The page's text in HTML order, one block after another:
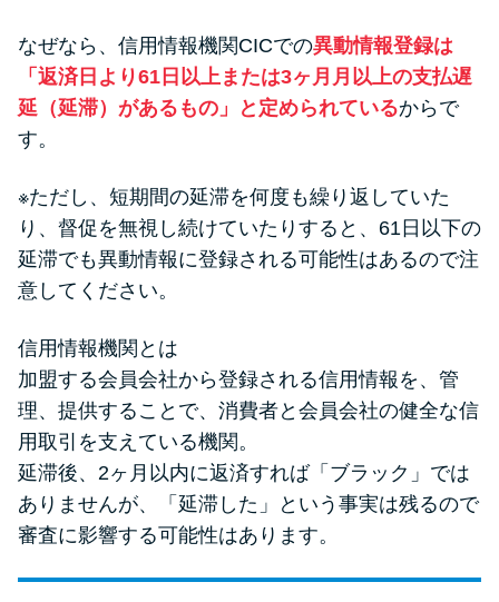
なぜなら、信用情報機関CICでの異動情報登録は
「返済日より61日以上または3ヶ月月以上の支払遅
延（延滞）があるもの」と定められているからで
す。
※ただし、短期間の延滞を何度も繰り返していた
り、督促を無視し続けていたりすると、61日以下の
延滞でも異動情報に登録される可能性はあるので注
意してください。
信用情報機関とは
加盟する会員会社から登録される信用情報を、管
理、提供することで、消費者と会員会社の健全な信
用取引を支えている機関。
延滞後、2ヶ月以内に返済すれば「ブラック」では
ありませんが、「延滞した」という事実は残るので
審査に影響する可能性はあります。